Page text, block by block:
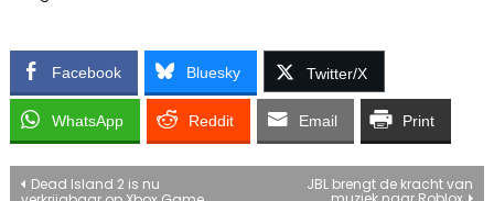
Facebook Bluesky Twitter/X
WhatsApp Reddit Email Print
Bericht
Dead Island 2 is nu
JBL brengt de kracht van